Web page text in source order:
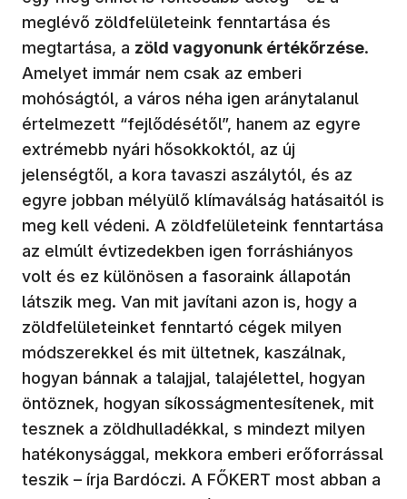
meglévő zöldfelületeink fenntartása és
megtartása, a zöld vagyonunk értékőrzése.
Amelyet immár nem csak az emberi
mohóságtól, a város néha igen aránytalanul
értelmezett “fejlődésétől”, hanem az egyre
extrémebb nyári hősokkoktól, az új
jelenségtől, a kora tavaszi aszálytól, és az
egyre jobban mélyülő klímaválság hatásaitól is
meg kell védeni. A zöldfelületeink fenntartása
az elmúlt évtizedekben igen forráshiányos
volt és ez különösen a fasoraink állapotán
látszik meg. Van mit javítani azon is, hogy a
zöldfelületeinket fenntartó cégek milyen
módszerekkel és mit ültetnek, kaszálnak,
hogyan bánnak a talajjal, talajélettel, hogyan
öntöznek, hogyan síkosságmentesítenek, mit
tesznek a zöldhulladékkal, s mindezt milyen
hatékonysággal, mekkora emberi erőforrással
teszik – írja Bardóczi. A FŐKERT most abban a